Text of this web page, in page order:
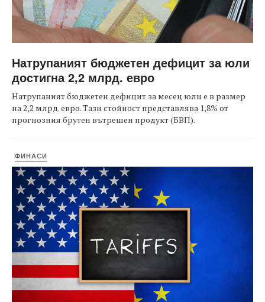
Натрупаният бюджетен дефицит за юли
достигна 2,2 млрд. евро
Натрупаният бюджетен дефицит за месец юли е в размер
на 2,2 млрд. евро. Тази стойност представлява 1,8% от
прогнозния брутен вътрешен продукт (БВП).
ФИНАСИ